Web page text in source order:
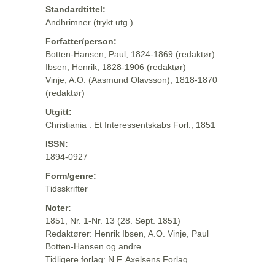
Standardtittel:
Andhrimner (trykt utg.)
Forfatter/person:
Botten-Hansen, Paul, 1824-1869 (redaktør)
Ibsen, Henrik, 1828-1906 (redaktør)
Vinje, A.O. (Aasmund Olavsson), 1818-1870
(redaktør)
Utgitt:
Christiania : Et Interessentskabs Forl., 1851
ISSN:
1894-0927
Form/genre:
Tidsskrifter
Noter:
1851, Nr. 1-Nr. 13 (28. Sept. 1851)
Redaktører: Henrik Ibsen, A.O. Vinje, Paul
Botten-Hansen og andre
Tidligere forlag: N.F. Axelsens Forlag